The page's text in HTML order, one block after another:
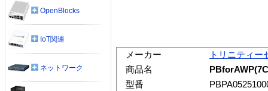
メーカー
トリニティー
商品名
型番
OpenBlocks
IoT関連
ネットワーク